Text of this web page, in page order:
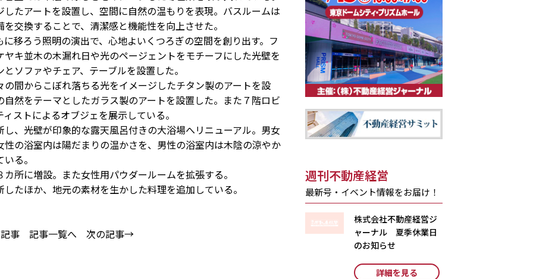
たアートを設置し、空間に自然の温もりを表現。バスルームは
交換することで、清潔感と機能性を向上させた。
移ろう照明の演出で、心地よいくつろぎの空間を創り出す。フ
キ並木の木漏れ日や光のページェントをモチーフにした光壁を
ソファやチェア、テーブルを設置した。
間からこぼれ落ちる光をイメージしたチタン製のアートを設
然をテーマとしたガラス製のアートを設置した。また７階ロビ
ストによるオブジェを展示している。
、光壁が印象的な露天風呂付きの大浴場へリニューアル。男女
の浴室内は陽だまりの温かさを、男性の浴室内は木陰の涼やか
る。
に増設。また女性用パウダールームを拡張する。
ほか、地元の素材を生かした料理を追加している。
事 記事一覧へ 次の記事→
週刊不動産経営
最新号・イベント情報をお届け！
株式会社不動産経営ジ
ャーナル 夏季休業日
のお知らせ
詳細を見る